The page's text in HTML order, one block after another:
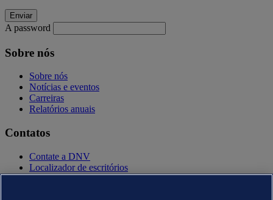
A password
Sobre nós
Sobre nós
Notícias e eventos
Carreiras
Relatórios anuais
Contatos
Contate a DNV
Localizador de escritórios
Contatos para imprensa